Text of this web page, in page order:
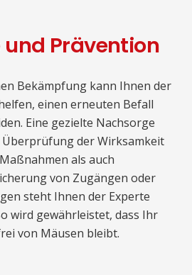
Prävention
Bekämpfung kann Ihnen der
einen erneuten Befall
Eine gezielte Nachsorge
der Wirksamkeit
als auch
von Zugängen oder
steht Ihnen der Experte
wird gewährleistet, dass Ihr
von Mäusen bleibt.